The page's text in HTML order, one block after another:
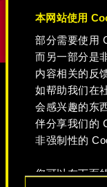
本网站使用
部分需要使用
而另一部分是
内容相关的反
如帮助我们在
会感兴趣的东
伴分享我们的
非强制性的
您可以在下面